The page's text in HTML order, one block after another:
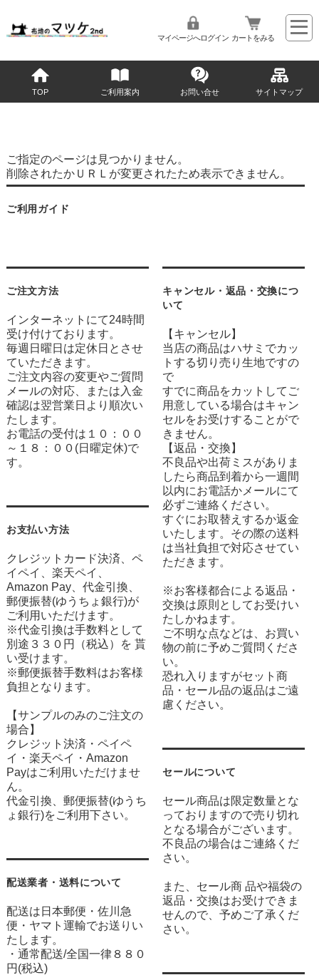
マイページへログイン カートをみる
TOP ご利用案内 お問い合せ サイトマップ
ご指定のページは見つかりません。
削除されたかＵＲＬが変更されたため表示できません。
ご利用ガイド
ご注文方法
インターネットにて24時間
受け付けております。
毎週日曜日は定休日とさせ
ていただきます。
ご注文内容の変更やご質問
メールの対応、または入金
確認は翌営業日より順次い
たします。
お電話の受付は１０：００
～１８：００(日曜定休)で
す。
お支払い方法
クレジットカード決済、ペ
イペイ、楽天ペイ、
Amazon Pay、代金引換、
郵便振替(ゆうちょ銀行)が
ご利用いただけます。
※代金引換は手数料として
別途３３０円（税込）を 貰
い受けます。
※郵便振替手数料はお客様
負担となります。
【サンプルのみのご注文の
場合】
クレジット決済・ペイペ
イ・楽天ペイ・Amazon
Payはご利用いただけませ
ん。
代金引換、郵便振替(ゆうち
ょ銀行)をご利用下さい。
配送業者・送料について
配送は日本郵便・佐川急
便・ヤマト運輸でお送りい
たします。
・通常配送/全国一律８８０
円(税込)
キャンセル・返品・交換につ
いて
【キャンセル】
当店の商品はハサミでカッ
トする切り売り生地ですの
で
すでに商品をカットしてご
用意している場合はキャン
セルをお受けすることがで
きません。
【返品・交換】
不良品や出荷ミスがありま
したら商品到着から一週間
以内にお電話かメールにて
必ずご連絡ください。
すぐにお取替えするか返金
いたします。その際の送料
は当社負担で対応させてい
ただきます。
※お客様都合による返品・
交換は原則としてお受けい
たしかねます。
ご不明な点などは、お買い
物の前に予めご質問くださ
い。
恐れ入りますがセット商
品・セール品の返品はご遠
慮ください。
セールについて
セール商品は限定数量とな
っておりますので売り切れ
となる場合がございます。
不良品の場合はご連絡くだ
さい。
また、セール商 品や福袋の
返品・交換はお受けできま
せんので、予めご了承くだ
さい。